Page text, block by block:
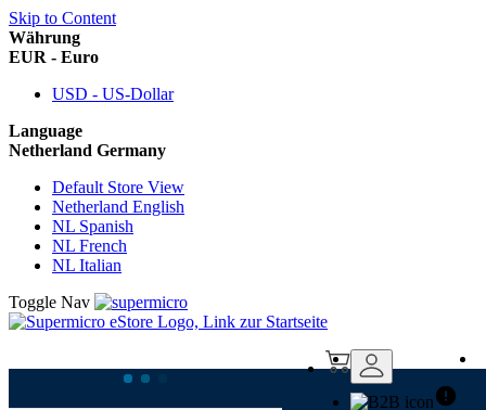
Skip to Content
Währung
EUR - Euro
USD - US-Dollar
Language
Netherland Germany
Default Store View
Netherland English
NL Spanish
NL French
NL Italian
Toggle Nav